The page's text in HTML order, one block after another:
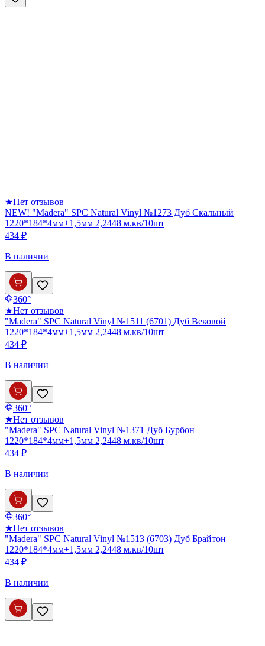
★Нет отзывов
NEW! "Madera" SPC Natural Vinyl №1273 Дуб Скальный
1220*184*4мм+1,5мм 2,2448 м.кв/10шт
434 ₽
В наличии
360°
★Нет отзывов
"Madera" SPC Natural Vinyl №1511 (6701) Дуб Вековой
1220*184*4мм+1,5мм 2,2448 м.кв/10шт
434 ₽
В наличии
360°
★Нет отзывов
"Madera" SPC Natural Vinyl №1371 Дуб Бурбон
1220*184*4мм+1,5мм 2,2448 м.кв/10шт
434 ₽
В наличии
360°
★Нет отзывов
"Madera" SPC Natural Vinyl №1513 (6703) Дуб Брайтон
1220*184*4мм+1,5мм 2,2448 м.кв/10шт
434 ₽
В наличии